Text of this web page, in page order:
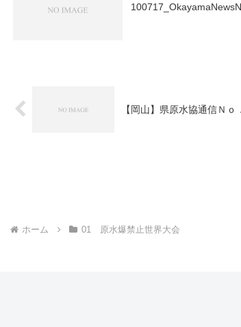
【岡山】県原水協通信Ｎｏ
ホーム 01 原水爆禁止世界大会